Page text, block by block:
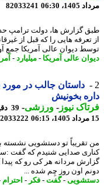
06:30
82033241
هایی را که قبل از
دیوان عالی آمریکا جمع آوری
عالی آمریکا- میلیارد-آمریکا-
داستان جالب در مورد
بخونیش
نیوز-ورزشی-
39
82033222
تو دستشویی نشسته
صدایی شنیدم که گفت :سلام
مردانه هر کی رو که پیدا
اون روز چِم شده ...
-گفت-فکر-احترام-